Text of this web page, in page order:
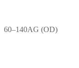
60–140AG (OD)